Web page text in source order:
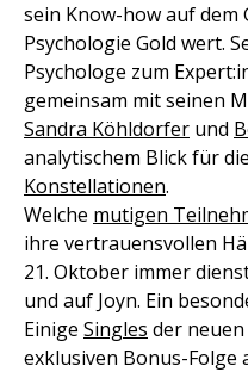
sein Know-how auf dem
Psychologie Gold wert.
Psychologe zum
gemeinsam mit seinen
Sandra Köhldorfer und
analytischem Blick für die
Konstellationen.
Welche mutigen
ihre vertrauensvollen
21. Oktober immer
und auf Joyn. Ein
Einige Singles der
exklusiven Bonus-Folge